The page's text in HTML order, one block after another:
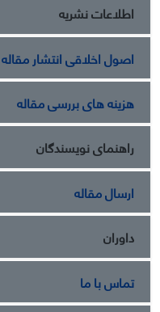
اطلاعات نشریه
اصول اخلاقی انتشار مقاله
هزینه های بررسی مقاله
راهنمای نویسندگان
ارسال مقاله
داوران
تماس با ما